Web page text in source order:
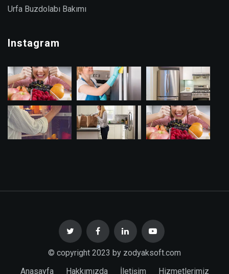
Urfa Buzdolabı Bakımı
Instagram
© copyright 2023 by zodyaksoft.com
Anasayfa
Hakkımızda İletişim Hizmetlerimiz